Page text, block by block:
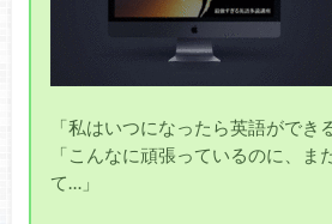
「私はいつになったら英語ができ
「こんなに頑張っているのに、ま
て…」